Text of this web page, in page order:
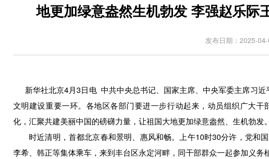
地更加绿意盎然生机勃发 李强赵乐际
发布日期：2025-
新华社北京4月3日电 中共中央总书记、国家主席、中央军委主席习
文明建设重要一环。各地区各部门要进一步行动起来，动员组织广大
化，汇聚共建美丽中国的磅礴力量，让祖国大地更加绿意盎然、生机勃发。
时近清明，首都北京春和景明、惠风和畅。上午10时30分许，党和国
李希、韩正等集体乘车，来到丰台区永定河畔，同干部群众一起参加义务